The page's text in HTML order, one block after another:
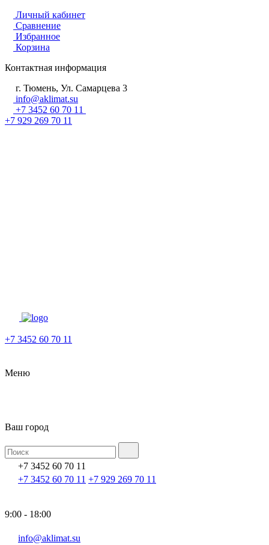
Личный кабинет
Сравнение
Избранное
Корзина
Контактная информация
г. Тюмень, Ул. Самарцева 3
info@aklimat.su
+7 3452 60 70 11
+7 929 269 70 11
+7 3452 60 70 11
Меню
Ваш город
+7 3452 60 70 11
+7 3452 60 70 11 +7 929 269 70 11
9:00 - 18:00
info@aklimat.su